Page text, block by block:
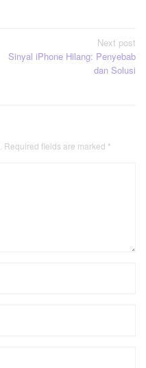
Next post
Sinyal iPhone Hilang: Penyebab
dan Solusi
Required fields are marked *